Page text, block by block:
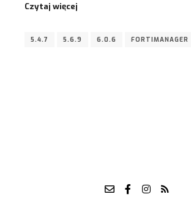
Czytaj więcej
5.4.7 5.6.9 6.0.6 FORTIMANAGER